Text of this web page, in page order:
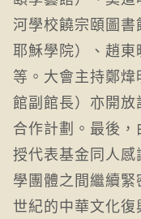
河學校饒宗頤圖
耶穌學院）、趙東
等。大會主持鄭
館副館長）亦開
合作計劃。最後
授代表基金同人
學團體之間繼續
世紀的中華文化復